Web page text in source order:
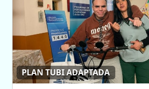
PLAN TUBI ADAPTADA